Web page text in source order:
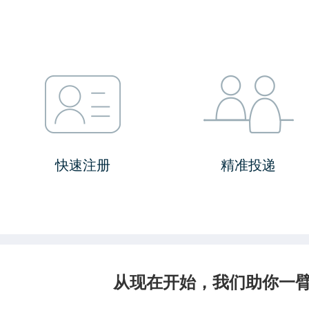
快速注册 精准投递
从现在开始，我们助你一